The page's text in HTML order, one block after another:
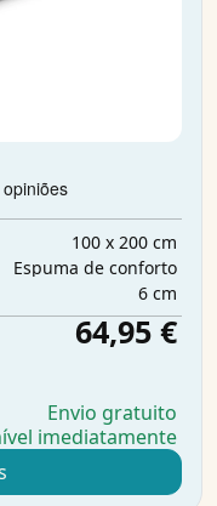
100 x 200 cm
Espuma de conforto
6 cm
64,95 €
Envio gratuito
imediatamente